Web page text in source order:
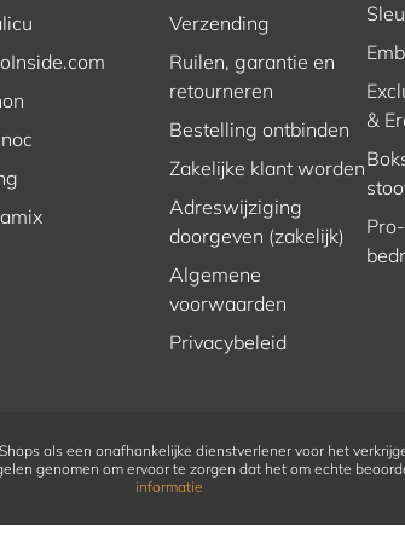
Verzending
Ruilen, garantie en
retourneren
Bestelling ontbinden
Zakelijke klant worden
Adreswijziging
doorgeven (zakelijk)
Algemene
voorwaarden
Privacybeleid
&
als een onafhankelijke dienstverlener voor het
genomen om ervoor te zorgen dat het om echte
informatie